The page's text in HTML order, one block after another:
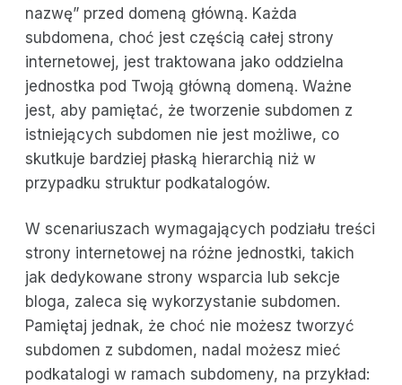
nazwę” przed domeną główną. Każda
subdomena, choć jest częścią całej strony
internetowej, jest traktowana jako oddzielna
jednostka pod Twoją główną domeną. Ważne
jest, aby pamiętać, że tworzenie subdomen z
istniejących subdomen nie jest możliwe, co
skutkuje bardziej płaską hierarchią niż w
przypadku struktur podkatalogów.
W scenariuszach wymagających podziału treści
strony internetowej na różne jednostki, takich
jak dedykowane strony wsparcia lub sekcje
bloga, zaleca się wykorzystanie subdomen.
Pamiętaj jednak, że choć nie możesz tworzyć
subdomen z subdomen, nadal możesz mieć
podkatalogi w ramach subdomeny, na przykład: